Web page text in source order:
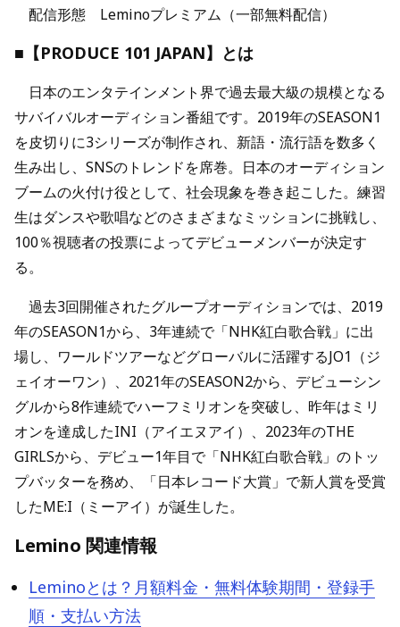
配信形態 Leminoプレミアム（一部無料配信）
■【PRODUCE 101 JAPAN】とは
日本のエンタテインメント界で過去最大級の規模となる
サバイバルオーディション番組です。2019年のSEASON1
を皮切りに3シリーズが制作され、新語・流行語を数多く
生み出し、SNSのトレンドを席巻。日本のオーディション
ブームの火付け役として、社会現象を巻き起こした。練習
生はダンスや歌唱などのさまざまなミッションに挑戦し、
100％視聴者の投票によってデビューメンバーが決定す
る。
過去3回開催されたグループオーディションでは、2019
年のSEASON1から、3年連続で「NHK紅白歌合戦」に出
場し、ワールドツアーなどグローバルに活躍するJO1（ジ
ェイオーワン）、2021年のSEASON2から、デビューシン
グルから8作連続でハーフミリオンを突破し、昨年はミリ
オンを達成したINI（アイエヌアイ）、2023年のTHE
GIRLSから、デビュー1年目で「NHK紅白歌合戦」のトッ
プバッターを務め、「日本レコード大賞」で新人賞を受賞
したME:I（ミーアイ）が誕生した。
Lemino 関連情報
Leminoとは？月額料金・無料体験期間・登録手
順・支払い方法